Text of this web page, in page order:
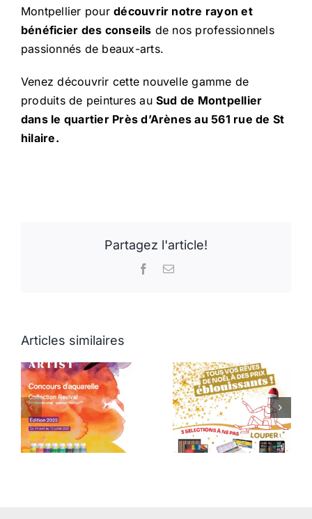
Montpellier pourdécouvrir notre rayon et
bénéficier des conseils de nos professionnels
passionnés de beaux-arts.
Venez découvrir cette nouvelle gamme de
produits de peintures auSud de Montpellier
dans le quartier Près d’Arènes au 561 rue de St
hilaire.
Partagez l'article!
Facebook
Email
Articles similaires
La magie de
Nöel,
découvrez nos
idées cadeaux!
Concours de
dessin